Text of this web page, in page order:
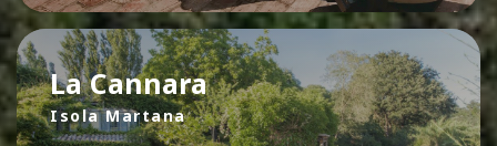
La Cannara
Isola Martana